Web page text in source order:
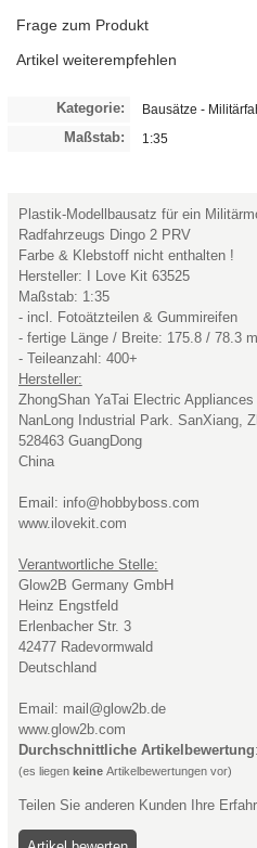
Frage zum Produkt
Artikel weiterempfehlen
Kategorie: Bausätze -
Maßstab: 1:35
Plastik-Modellbausatz für ein
Radfahrzeugs Dingo 2 PRV
Farbe & Klebstoff nicht enthalten !
Hersteller: I Love Kit 63525
Maßstab: 1:35
- incl. Fotoätzteilen & Gummireifen
- fertige Länge / Breite: 175.8 / 78.3
- Teileanzahl: 400+
Hersteller:
ZhongShan YaTai Electric Appliances
NanLong Industrial Park. SanXiang,
528463 GuangDong
China
Email: info@hobbyboss.com
www.ilovekit.com
Verantwortliche Stelle:
Glow2B Germany GmbH
Heinz Engstfeld
Erlenbacher Str. 3
42477 Radevormwald
Deutschland
Email: mail@glow2b.de
www.glow2b.com
Durchschnittliche Artikelbewertung:
(es liegen keine Artikelbewertungen vor)
Teilen Sie anderen Kunden Ihre